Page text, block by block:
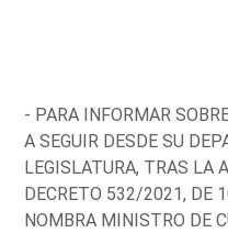
- PARA INFORMAR
A SEGUIR DESDE SU
LEGISLATURA, TRAS LA
DECRETO 532/2021, DE
NOMBRA MINISTRO DE